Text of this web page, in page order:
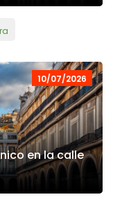
10/07/2026
en la calle